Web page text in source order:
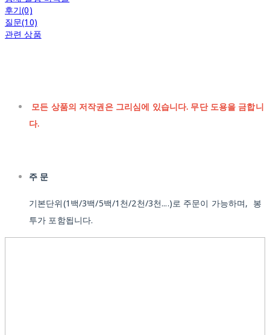
후기(0)
질문(10)
관련 상품
모든 상품의 저작권은 그리심에 있습니다. 무단 도용을 금합니
다.
주 문
기본단위(1백/3백/5백/1천/2천/3천....)로 주문이 가능하며, 봉
투가 포함됩니다.